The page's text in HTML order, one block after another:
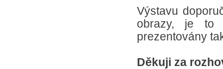
Výstavu
obrazy, je to
prezentovány
Děkuji za